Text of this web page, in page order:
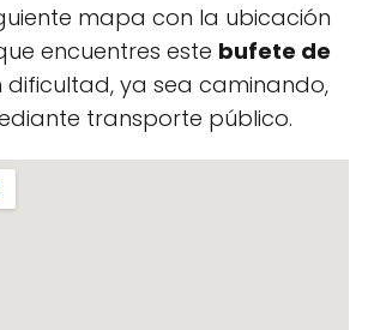
mapa con la ubicación
encuentres este bufete de
dificultad, ya sea caminando,
transporte público.